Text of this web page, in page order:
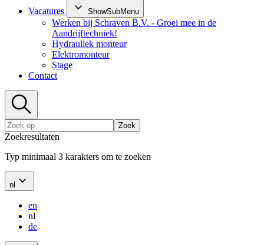
Vacatures
ShowSubMenu
Werken bij Schraven B.V. - Groei mee in de
Aandrijftechniek!
Hydrauliek monteur
Elektromonteur
Stage
Contact
Zoek
Zoekresultaten
Typ minimaal 3 karakters om te zoeken
nl
en
nl
de